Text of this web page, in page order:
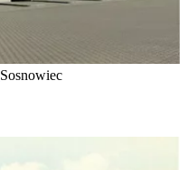
Sosnowiec